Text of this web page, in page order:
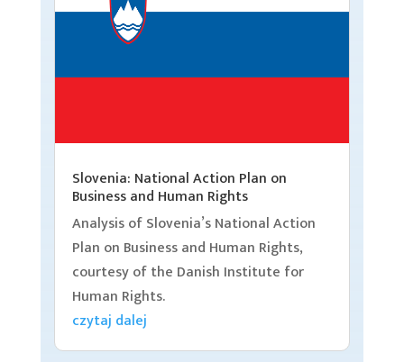
Slovenia: National Action Plan on
Business and Human Rights
Analysis of Slovenia’s National Action
Plan on Business and Human Rights,
courtesy of the Danish Institute for
Human Rights.
czytaj dalej